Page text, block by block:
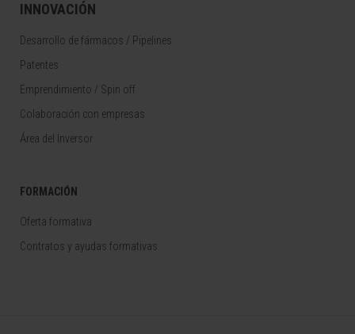
INNOVACIÓN
Desarrollo de fármacos / Pipelines
Patentes
Emprendimiento / Spin off
Colaboración con empresas
Área del Inversor
FORMACIÓN
Oferta formativa
Contratos y ayudas formativas